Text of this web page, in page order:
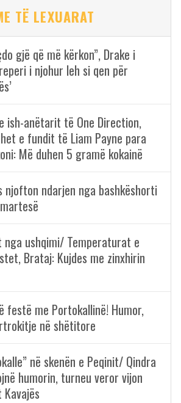
TË LEXUARAT
gjë që më kërkon”, Drake i
i njohur leh si qen për
ish-anëtarit të One Direction,
e fundit të Liam Payne para
Më duhen 5 gramë kokainë
njofton ndarjen nga bashkëshorti
nga ushqimi/ Temperaturat e
Brataj: Kujdes me zinxhirin
festë me Portokallinë! Humor,
në shëtitore
në skenën e Peqinit/ Qindra
humorin, turneu veror vijon